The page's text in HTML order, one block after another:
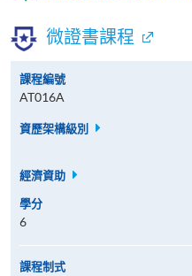
微證書課程
課程編號
AT016A
資歷架構級別
經濟資助
學分
6
課程制式